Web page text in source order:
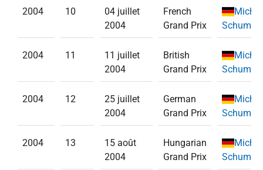
2004 10
04 juillet
2004
French
Grand Prix
2004 11
11 juillet
2004
British
Grand Prix
2004 12
25 juillet
2004
German
Grand Prix
2004 13
15 août
2004
Hungarian
Grand Prix